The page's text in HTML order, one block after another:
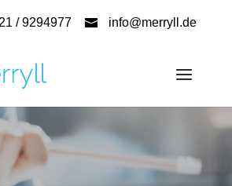
/ 9294977 info@merryll.de